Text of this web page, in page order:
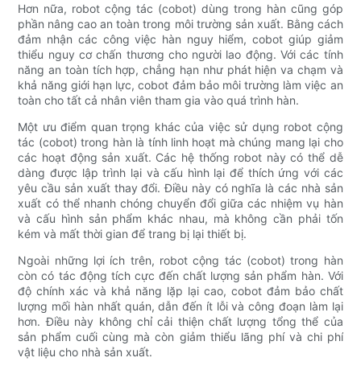
Hơn nữa, robot cộng tác (cobot) dùng trong hàn cũng góp
phần nâng cao an toàn trong môi trường sản xuất. Bằng cách
đảm nhận các công việc hàn nguy hiểm, cobot giúp giảm
thiểu nguy cơ chấn thương cho người lao động. Với các tính
năng an toàn tích hợp, chẳng hạn như phát hiện va chạm và
khả năng giới hạn lực, cobot đảm bảo môi trường làm việc an
toàn cho tất cả nhân viên tham gia vào quá trình hàn.
Một ưu điểm quan trọng khác của việc sử dụng robot cộng
tác (cobot) trong hàn là tính linh hoạt mà chúng mang lại cho
các hoạt động sản xuất. Các hệ thống robot này có thể dễ
dàng được lập trình lại và cấu hình lại để thích ứng với các
yêu cầu sản xuất thay đổi. Điều này có nghĩa là các nhà sản
xuất có thể nhanh chóng chuyển đổi giữa các nhiệm vụ hàn
và cấu hình sản phẩm khác nhau, mà không cần phải tốn
kém và mất thời gian để trang bị lại thiết bị.
Ngoài những lợi ích trên, robot cộng tác (cobot) trong hàn
còn có tác động tích cực đến chất lượng sản phẩm hàn. Với
độ chính xác và khả năng lặp lại cao, cobot đảm bảo chất
lượng mối hàn nhất quán, dẫn đến ít lỗi và công đoạn làm lại
hơn. Điều này không chỉ cải thiện chất lượng tổng thể của
sản phẩm cuối cùng mà còn giảm thiểu lãng phí và chi phí
vật liệu cho nhà sản xuất.